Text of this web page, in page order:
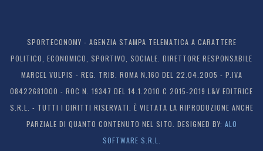
SPORTECONOMY - AGENZIA STAMPA TELEMATICA A CARATTERE
POLITICO, ECONOMICO, SPORTIVO, SOCIALE. DIRETTORE RESPONSABILE
MARCEL VULPIS - REG. TRIB. ROMA N.160 DEL 22.04.2005 - P.IVA
08422681000 - ROC N. 19347 DEL 14.1.2010 C 2015-2019 L&V EDITRICE
S.R.L. - TUTTI I DIRITTI RISERVATI. È VIETATA LA RIPRODUZIONE ANCHE
PARZIALE DI QUANTO CONTENUTO NEL SITO. DESIGNED BY: ALO
SOFTWARE S.R.L.